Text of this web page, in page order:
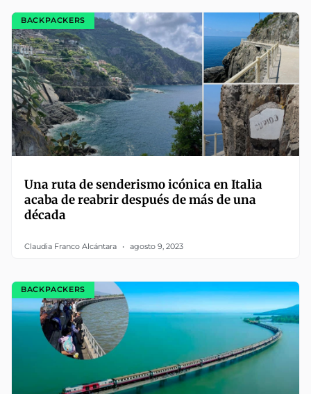
BACKPACKERS
Una ruta de senderismo icónica en Italia
acaba de reabrir después de más de una
década
Claudia Franco Alcántara agosto 9, 2023
BACKPACKERS